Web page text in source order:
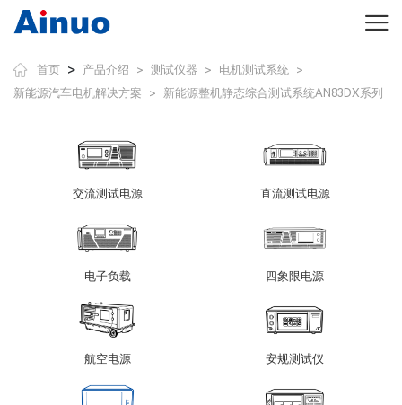
首页 > 产品介绍 > 测试仪器 > 电机测试系统 >
新能源汽车电机解决方案
> 新能源整机静态综合测试系统AN83DX系列
交流测试电源 直流测试电源
电子负载 四象限电源
航空电源 安规测试仪